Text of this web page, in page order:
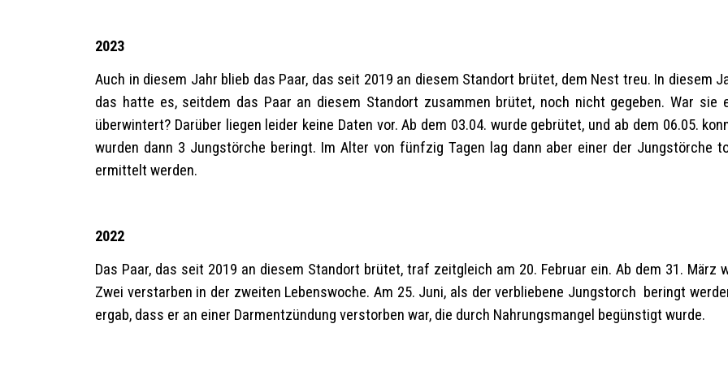
2023
Auch in diesem Jahr blieb das Paar, das seit 2019 an diesem Standort brütet, dem Nest treu. In diesem
das hatte es, seitdem das Paar an diesem Standort zusammen brütet, noch nicht gegeben. War sie
überwintert? Darüber liegen leider keine Daten vor. Ab dem 03.04. wurde gebrütet, und ab dem 06.05.
wurden dann 3 Jungstörche beringt. Im Alter von fünfzig Tagen lag dann aber einer der Jungstörche
ermittelt werden.
2022
Das Paar, das seit 2019 an diesem Standort brütet, traf zeitgleich am 20. Februar ein. Ab dem 31.
Zwei verstarben in der zweiten Lebenswoche. Am 25. Juni, als der verbliebene Jungstorch beringt
ergab, dass er an einer Darmentzündung verstorben war, die durch Nahrungsmangel begünstigt wurde.